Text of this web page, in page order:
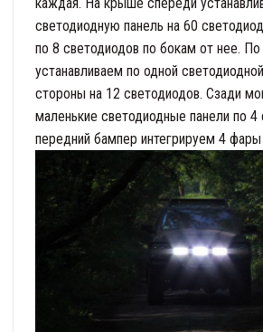
каждая. На крыше спереди
светодиодную панель на 60
по 8 светодиодов по бокам от нее.
устанавливаем по одной
стороны на 12 светодиодов. Сзади
маленькие светодиодные панели по 4
передний бампер интегрируем 4